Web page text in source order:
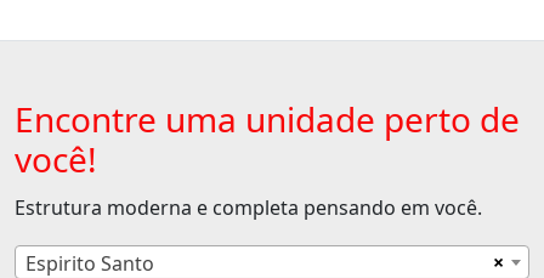
Encontre uma unidade perto de
você!
Estrutura moderna e completa pensando em você.
×
Espirito Santo